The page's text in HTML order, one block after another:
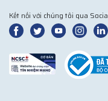
Kết nối với chúng tôi qua